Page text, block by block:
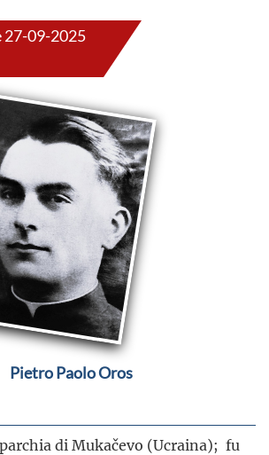
27-09-2025
Pietro Paolo Oros
di Mukačevo (Ucraina); fu